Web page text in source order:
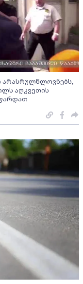
არასრულწლოვნებს,
აღკვეთის